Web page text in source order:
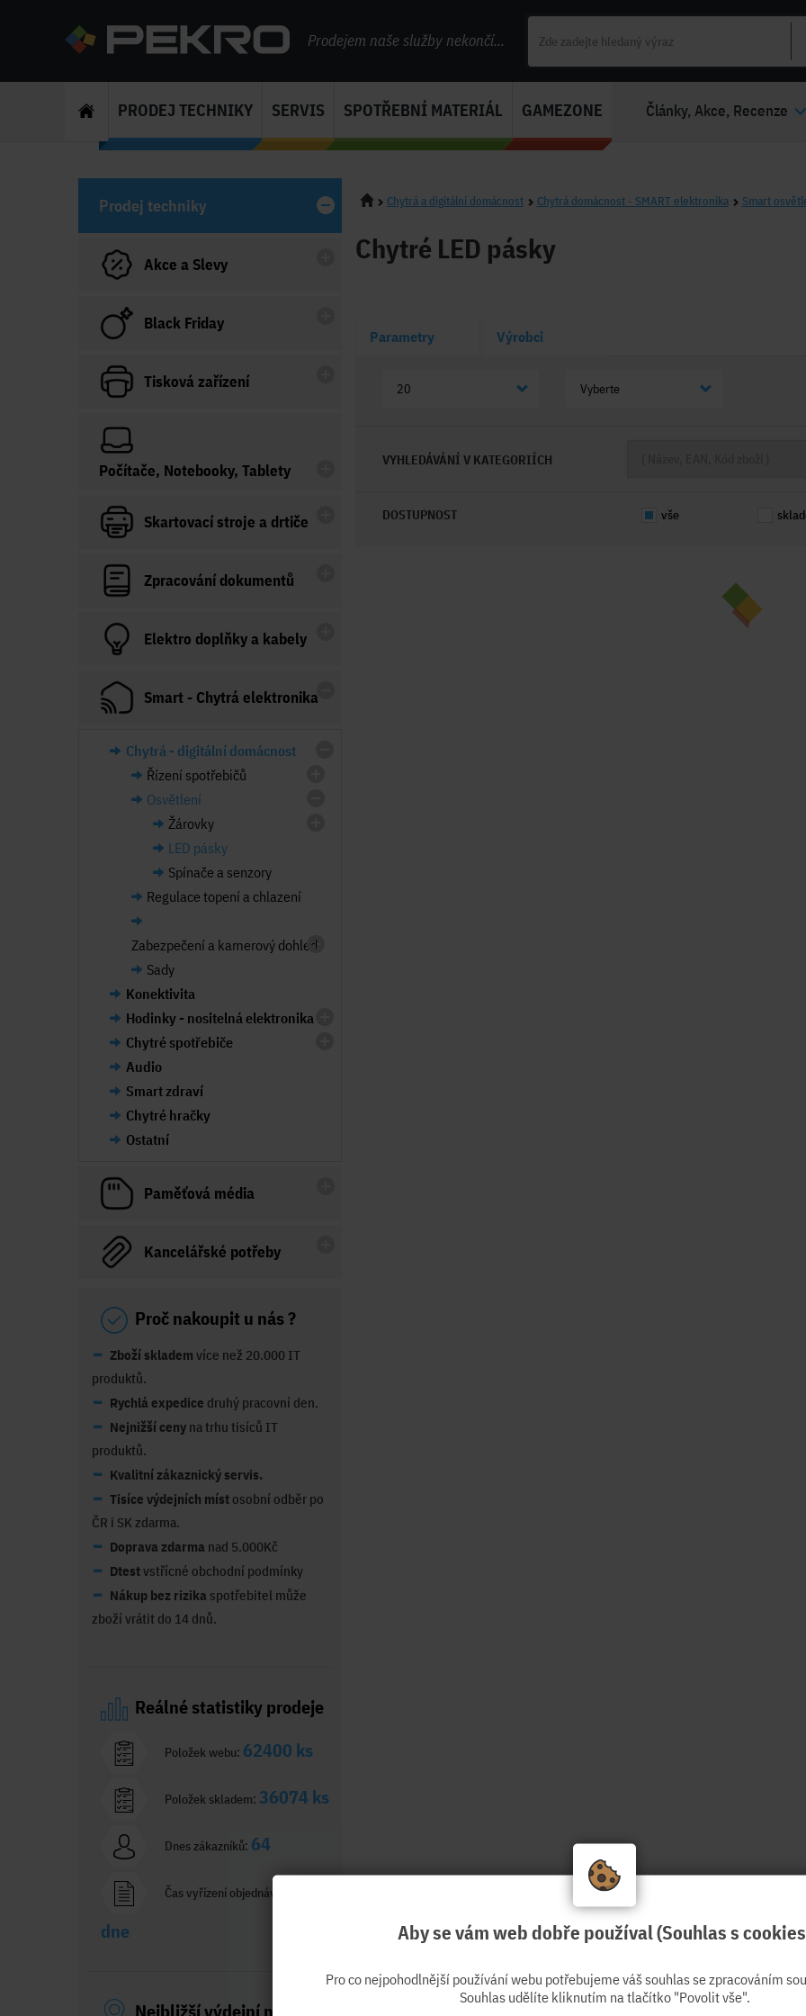
Prodejem naše služby nekončí...
PRODEJ TECHNIKY SERVIS SPOTŘEBNÍ MATERIÁL GAMEZONE Články, Akce, Recenze
Chytrá a digitální domácnost Chytrá domácnost - SMART elektronika Smart
Chytré LED pásky
Parametry Výrobci
20 Vyberte
VYHLEDÁVÁNÍ V KATEGORIÍCH
DOSTUPNOST vše
Prodej techniky
Akce a Slevy
Black Friday
Tisková zařízení
Počítače, Notebooky, Tablety
Skartovací stroje a drtiče
Zpracování dokumentů
Elektro doplňky a kabely
Smart - Chytrá elektronika
Chytrá - digitální domácnost
Řízení spotřebičů
Osvětlení
Žárovky
LED pásky
Spínače a senzory
Regulace topení a chlazení
Zabezpečení a kamerový dohled
Sady
Konektivita
Hodinky - nositelná elektronika
Chytré spotřebiče
Audio
Smart zdraví
Chytré hračky
Ostatní
Paměťová média
Kancelářské potřeby
Proč nakoupit u nás ?
Zboží skladem více než 20.000 IT
produktů.
Rychlá expedice druhý pracovní den.
Nejnižší ceny na trhu tisíců IT
produktů.
Kvalitní zákaznický servis.
Tisíce výdejních míst osobní odběr po
ČR i SK zdarma.
Doprava zdarma nad 5.000Kč
Dtestvstřícné obchodní podmínky
Nákup bez rizika spotřebitel může
zboží vrátit do 14 dnů.
Reálné statistiky prodeje
Položek webu: 62400 ks
Položek skladem: 36074 ks
Dnes zákazníků: 64
Čas vyřízení objednávky:
dne
Nejbližší výdejní místo
Aby se vám web dobře používal (Souhlas s
Pro co nejpohodlnější používání webu potřebujeme váš souhlas se zpracováním
Souhlas udělíte kliknutím na tlačítko "Povolit vše".